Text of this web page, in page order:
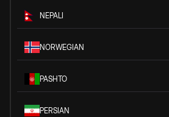
NEPALI
NORWEGIAN
PASHTO
PERSIAN